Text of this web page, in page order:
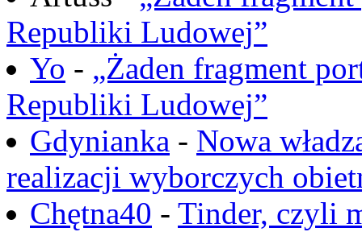
Republiki Ludowej”
Yo - „Żaden fragment
Republiki Ludowej”
Gdynianka - Nowa
realizacji wyborczych
Chętna40 - Tinder, czyli